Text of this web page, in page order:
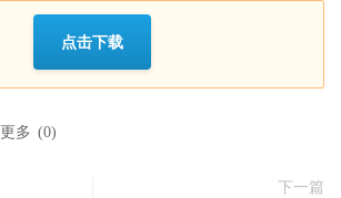
点击下载
更多 (0)
下一篇